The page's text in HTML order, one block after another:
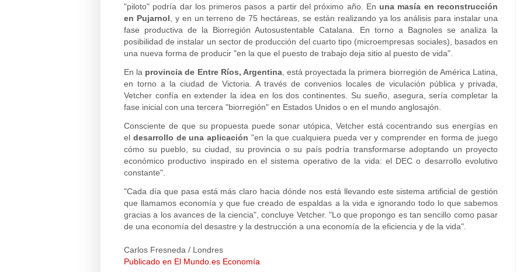
"piloto" podría dar los primeros pasos a partir del próximo año. En una masía en reconstrucción
en Pujarnol , y en un terreno de 75 hectáreas, se están realizando ya los análisis para instalar una
fase productiva de la Biorregión Autosustentable Catalana. En torno a Bagnoles se analiza la
posibilidad de instalar un sector de producción del cuarto tipo (microempresas sociales), basados en
una nueva forma de producir "en la que el puesto de trabajo deja sitio al puesto de vida".
En la provincia de Entre Ríos, Argentina, está proyectada la primera biorregión de América Latina,
en torno a la ciudad de Victoria. A través de convenios locales de viculación pública y privada,
Vetcher confía en extender la idea en los dos continentes. Su sueño, asegura, sería completar la
fase inicial con una tercera "biorregión" en Estados Unidos o en el mundo anglosajón.
Consciente de que su propuesta puede sonar utópica, Vetcher está cocentrando sus energías en
el desarrollo de una aplicación "en la que cualquiera pueda ver y comprender en forma de juego
cómo su pueblo, su ciudad, su provincia o su país podría transformarse adoptando un proyecto
económico productivo inspirado en el sistema operativo de la vida: el DEC o desarrollo evolutivo
constante".
"Cada día que pasa está más claro hacia dónde nos está llevando este sistema artificial de gestión
que llamamos economía y que fue creado de espaldas a la vida e ignorando todo lo que sabemos
gracias a los avances de la ciencia", concluye Vetcher. "Lo que propongo es tan sencillo como pasar
de una economía del desastre y la destrucción a una economía de la eficiencia y de la vida".
Carlos Fresneda / Londres
Publicado en El Mundo.es Economía